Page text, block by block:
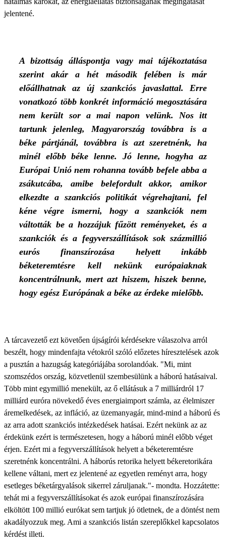
jelentené.
A bizottság álláspontja vagy mai tájékoztatása
szerint akár a hét második felében is már
előállhatnak az új szankciós javaslattal. Erre
vonatkozó több konkrét információ megosztására
nem került sor a mai napon velünk. Nos itt
tartunk jelenleg, Magyarország továbbra is a
béke pártjánál, továbbra is azt szeretnénk, ha
minél előbb béke lenne. Jó lenne, hogyha az
Európai Unió nem rohanna tovább befele abba a
zsákutcába, amibe belefordult akkor, amikor
elkezdte a szankciós politikát végrehajtani, fel
kéne végre ismerni, hogy a szankciók nem
váltották be a hozzájuk fűzött reményeket, és a
szankciók és a fegyverszállítások sok százmillió
eurós finanszírozása helyett inkább
béketeremtésre kell nekünk európaiaknak
koncentrálnunk, mert azt hiszem, hiszek benne,
hogy egész Európának a béke az érdeke mielőbb.
A tárcavezető ezt követően újságírói kérdésekre válaszolva arról
beszélt, hogy mindenfajta vétokról szóló előzetes híresztelések azok
a pusztán a hazugság kategóriájába sorolandóak. "Mi, mint
szomszédos ország, közvetlenül szembesülünk a háború hatásaival.
Több mint egymillió menekült, az ő ellátásuk a 7 milliárdról 17
milliárd euróra növekedő éves energiaimport számla, az élelmiszer
áremelkedések, az infláció, az üzemanyagár, mind-mind a háború és
az arra adott szankciós intézkedések hatásai. Ezért nekünk az az
érdekünk ezért is természetesen, hogy a háború minél előbb véget
érjen. Ezért mi a fegyverszállítások helyett a béketeremtésre
szeretnénk koncentrálni. A háborús retorika helyett békeretorikára
kellene váltani, mert ez jelentené az egyetlen reményt arra, hogy
esetleges béketárgyalások sikerrel záruljanak."- mondta. Hozzátette:
tehát mi a fegyverszállításokat és azok európai finanszírozására
elköltött 100 millió eurókat sem tartjuk jó ötletnek, de a döntést nem
akadályozzuk meg. Ami a szankciós listán szereplőkkel kapcsolatos
kérdést illeti.